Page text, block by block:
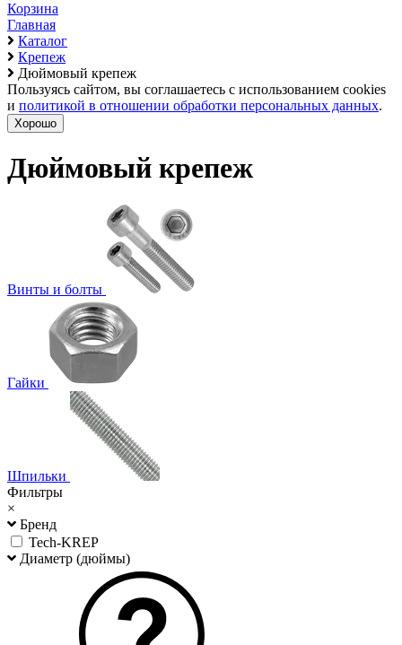
Корзина
Главная
Каталог
Крепеж
Дюймовый крепеж
Пользуясь сайтом, вы соглашаетесь с использованием cookies
и политикой в отношении обработки персональных данных.
Хорошо
Дюймовый крепеж
Винты и болты
Гайки
Шпильки
Фильтры
×
Бренд
Tech-KREP
Диаметр (дюймы)